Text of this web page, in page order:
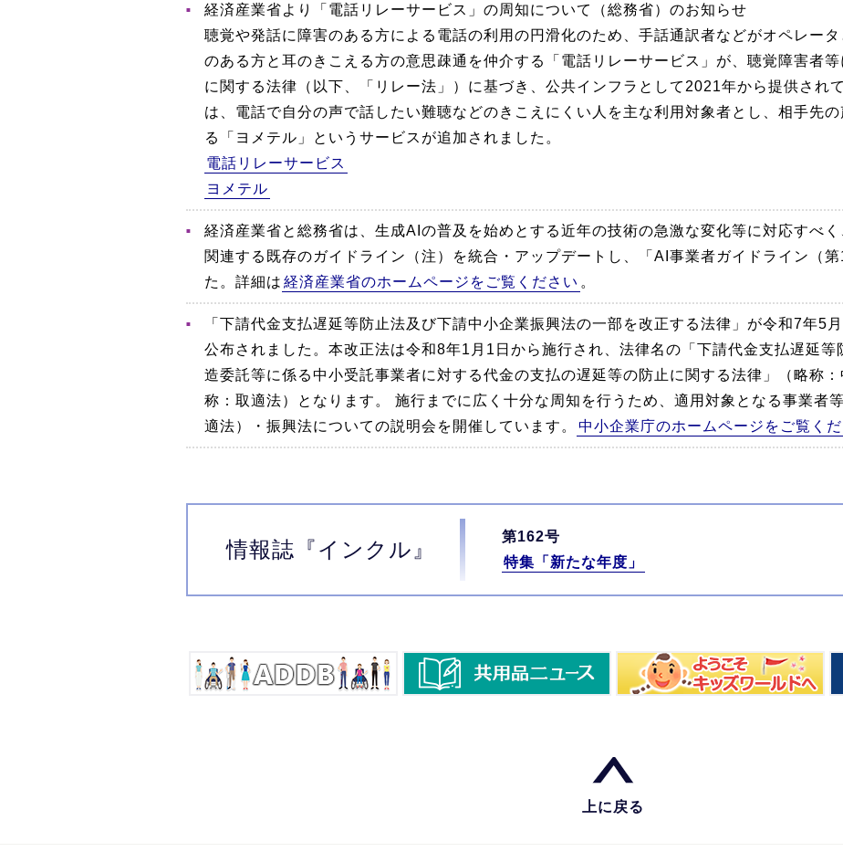
経済産業省より「電話リレーサービス」の周知について（総務省）のお知らせ
聴覚や発話に障害のある方による電話の利用の円滑化のため、手話通訳者などがオペレー
のある方と耳のきこえる方の意思疎通を仲介する「電話リレーサービス」が、聴覚障害者
に関する法律（以下、「リレー法」）に基づき、公共インフラとして2021年から提供され
は、電話で自分の声で話したい難聴などのきこえにくい人を主な利用対象者とし、相手先
る「ヨメテル」というサービスが追加されました。
電話リレーサービス
ヨメテル
経済産業省と総務省は、生成AIの普及を始めとする近年の技術の急激な変化等に対応すべく
関連する既存のガイドライン（注）を統合・アップデートし、「AI事業者ガイドライン（
た。詳細は 経済産業省のホームページをご覧ください 。
「下請代金支払遅延等防止法及び下請中小企業振興法の一部を改正する法律」が令和7年5
公布されました。本改正法は令和8年1月1日から施行され、法律名の「下請代金支払遅延等
造委託等に係る中小受託事業者に対する代金の支払の遅延等の防止に関する法律」（略称
称：取適法）となります。 施行までに広く十分な周知を行うため、適用対象となる事業者
適法）・振興法についての説明会を開催しています。
中小企業庁のホームページをご覧く
情報誌 『インクル』
第162号
特集「新たな年度」
上に戻る